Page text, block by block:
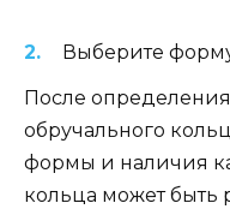
Выберите
После
обручального
формы и наличия
кольца может быть